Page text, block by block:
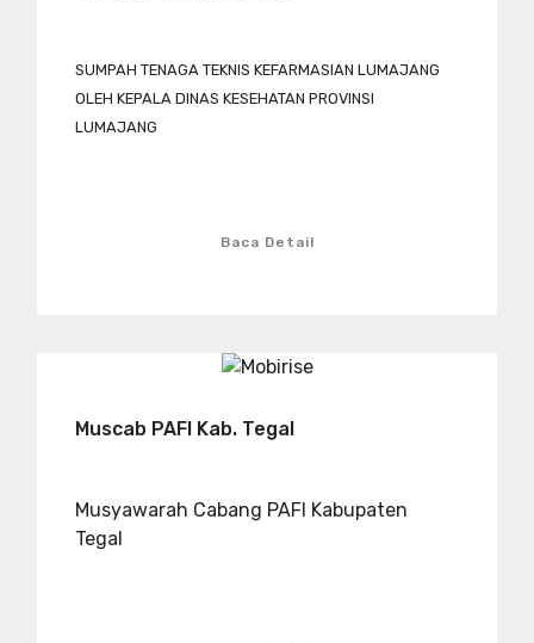
SUMPAH TENAGA TEKNIS KEFARMASIAN LUMAJANG
OLEH KEPALA DINAS KESEHATAN PROVINSI
LUMAJANG
Baca Detail
Muscab PAFI Kab. Tegal
Musyawarah Cabang PAFI Kabupaten
Tegal